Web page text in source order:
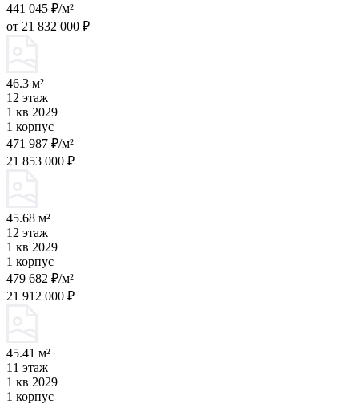
441 045 ₽/м²
от 21 832 000 ₽
46.3 м²
12 этаж
1 кв 2029
1 корпус
471 987 ₽/м²
21 853 000 ₽
45.68 м²
12 этаж
1 кв 2029
1 корпус
479 682 ₽/м²
21 912 000 ₽
45.41 м²
11 этаж
1 кв 2029
1 корпус